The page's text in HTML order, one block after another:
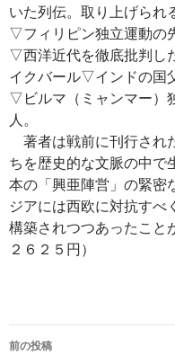
いた列伝。取り上げられ
▽フィリピン独立運動の
▽西洋近代を徹底批判し
イクバール▽インドの国
▽ビルマ（ミャンマー）
人。
著者は戦前に刊行され
ちを歴史的な文脈の中で
本の「興亜陣営」の緊密
ジアには西欧に対抗すべ
構築されつつあったこと
２６２５円）
投
前の投稿